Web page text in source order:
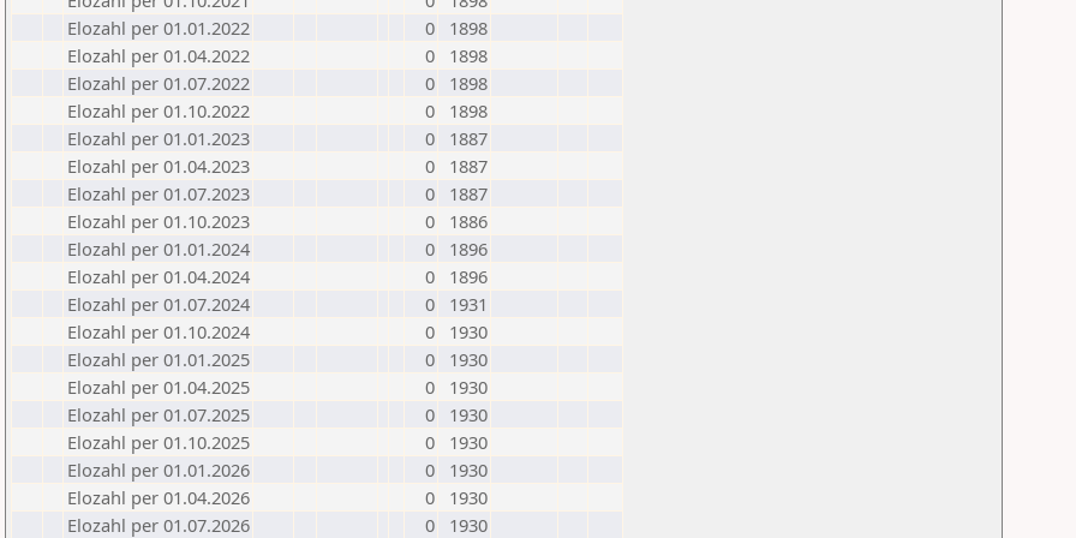
Elozahl per 01.01.2022
0
1898
Elozahl per 01.04.2022
0
1898
Elozahl per 01.07.2022
0
1898
Elozahl per 01.10.2022
0
1898
Elozahl per 01.01.2023
0
1887
Elozahl per 01.04.2023
0
1887
Elozahl per 01.07.2023
0
1887
Elozahl per 01.10.2023
0
1886
Elozahl per 01.01.2024
0
1896
Elozahl per 01.04.2024
0
1896
Elozahl per 01.07.2024
0
1931
Elozahl per 01.10.2024
0
1930
Elozahl per 01.01.2025
0
1930
Elozahl per 01.04.2025
0
1930
Elozahl per 01.07.2025
0
1930
Elozahl per 01.10.2025
0
1930
Elozahl per 01.01.2026
0
1930
Elozahl per 01.04.2026
0
1930
Elozahl per 01.07.2026
0 1930